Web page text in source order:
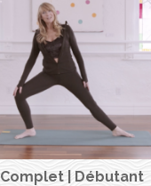
Complet | Débutant